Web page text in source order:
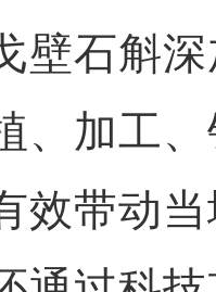
壁石斛
、加工
效带动